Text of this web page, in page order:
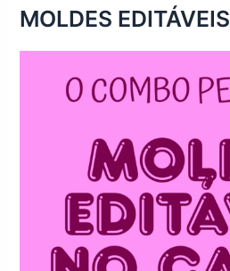
MOLDES EDITÁVEIS